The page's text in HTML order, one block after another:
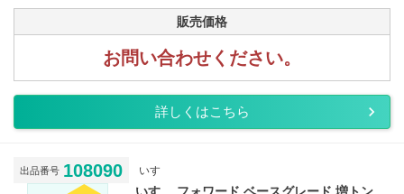
販売価格
お問い合わせください。
詳しくはこちら
出品番号 108090 いすゞ